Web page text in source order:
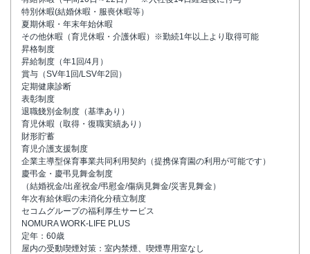
特別休暇(結婚休暇・服喪休暇等）
夏期休暇・年末年始休暇
その他休暇（育児休暇・介護休暇）※勤続1年以上より取得可能
昇格制度
昇給制度（年1回/4月）
賞与（SV年1回/LSV年2回）
定期健康診断
表彰制度
退職餞別金制度（基準あり）
育児休暇（取得・復職実績あり）
財形貯蓄
育児介護支援制度
企業主導型保育事業共同利用契約（提携保育園の利用が可能です）
慶弔金・慶弔見舞金制度
（結婚祝金/出産祝金/弔慰金/傷病見舞金/災害見舞金）
年次有給休暇の未消化分積立制度
セコムグループの福利厚生サービス
NOMURA WORK-LIFE PLUS
定年：60歳
屋内の受動喫煙対策：室内禁煙、喫煙専用室なし